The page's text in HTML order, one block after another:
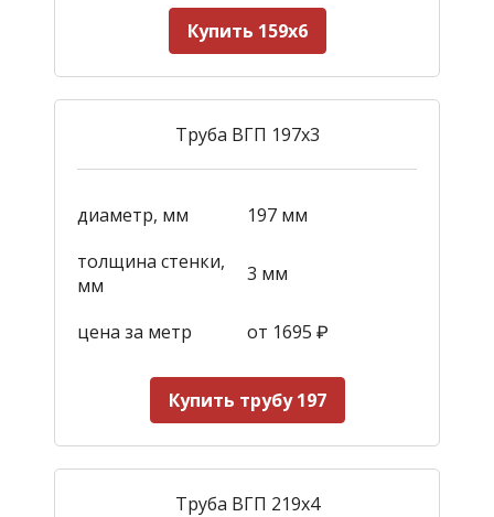
Купить 159х6
Труба ВГП 197х3
диаметр, мм
197 мм
толщина стенки,
мм
3 мм
цена за метр от 1695 ₽
Купить трубу 197
Труба ВГП 219х4